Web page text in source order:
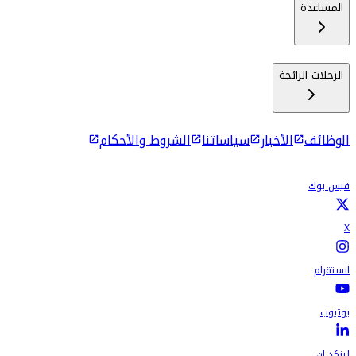
المساعدة
الرحلات الرائجة
الوظائف الأخبار سياساتنا الشروط والأحكام
فيس بوك
X
انستقرام
يوتيوب